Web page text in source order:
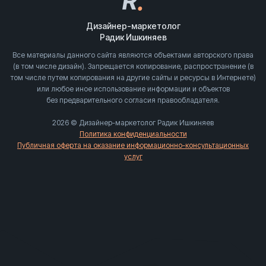
Дизайнер-маркетолог
Радик Ишкиняев
Все материалы данного сайта являются объектами авторского права
(в том числе дизайн). Запрещается копирование, распространение (в
том числе путем копирования на другие сайты и ресурсы в Интернете)
или любое иное использование информации и объектов
без предварительного согласия правообладателя.
2026 © Дизайнер-маркетолог Радик Ишкиняев
Политика конфиденциальности
Публичная оферта на оказание информационно-консультационных
услуг